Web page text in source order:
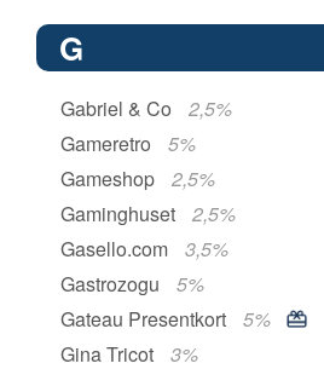
G
Gabriel & Co
2,5%
Gameretro
5%
Gameshop
2,5%
Gaminghuset
2,5%
Gasello.com
3,5%
Gastrozogu
5%
Gateau Presentkort
5%
Gina Tricot
3%